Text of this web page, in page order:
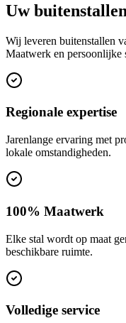
Uw
Wij leveren buitenstallen
Maatwerk en persoonlijke
Regionale expertise
Jarenlange ervaring met
lokale omstandigheden.
100% Maatwerk
Elke stal wordt op maat
beschikbare ruimte.
Volledige service